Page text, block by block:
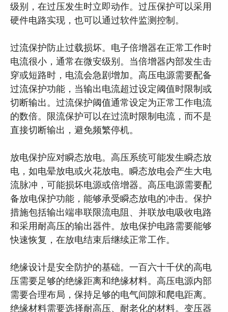
级别，在过压发生时立即动作。过压保护可以采用
硬件电路实现，也可以通过软件监测控制。
过流保护防止过载损坏。电子倍增器在正常工作时
电流很小，通常在微安级别。当倍增器内部发生击
穿或短路时，电流会急剧增加。高压电源需要配备
过流保护功能，当输出电流超过设定阈值时限制或
切断输出。过流保护阈值通常设定为正常工作电流
的数倍。限流保护可以在过流时限制电流，而不是
直接切断输出，避免频繁停机。
放电保护应对瞬态放电。高压系统可能发生瞬态放
电，如电晕放电或火花放电。瞬态放电会产生大电
流脉冲，可能损坏电源或倍增器。高压电源需要配
备放电保护功能，能够承受瞬态放电的冲击。保护
措施包括输出端串联限流电阻、并联放电吸收电路
和采用耐高压的输出器件。放电保护电路需要能够
快速恢复，在放电结束后继续正常工作。
绝缘设计是安全防护的基础。一百六十千伏的高电
压需要足够的绝缘距离和绝缘材料。高压电源内部
需要合理布局，保持足够的电气间隙和爬电距离。
绝缘材料需要选择耐高压、耐老化的材料。变压器